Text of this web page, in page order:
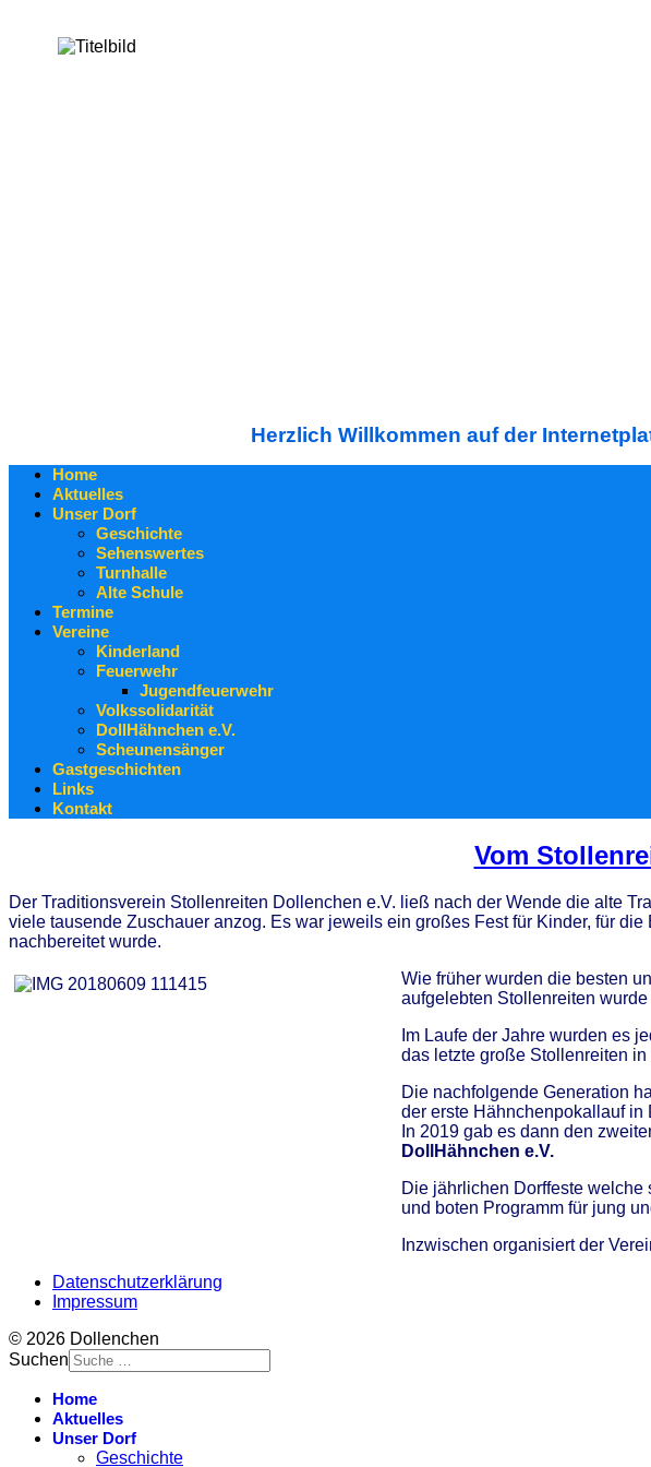
Herzlich Willkommen auf der
Home
Aktuelles
Unser Dorf
Geschichte
Sehenswertes
Turnhalle
Alte Schule
Termine
Vereine
Kinderland
Feuerwehr
Jugendfeuerwehr
Volkssolidarität
DollHähnchen e.V.
Scheunensänger
Gastgeschichten
Links
Kontakt
Vom
Der Traditionsverein Stollenreiten Dollenchen e.V. ließ nach der Wende die alte
viele tausende Zuschauer anzog. Es war jeweils ein großes Fest für Kinder, für
nachbereitet wurde.
Wie früher wurden die besten
aufgelebten Stollenreiten
Im Laufe der Jahre wurden es
das letzte große Stollenreiten
Die nachfolgende Generation
der erste Hähnchenpokallauf in
In 2019 gab es dann den
DollHähnchen e.V.
Die jährlichen Dorffeste welche
und boten Programm für jung
Inzwischen organisiert der
Datenschutzerklärung
Impressum
© 2026 Dollenchen
Suchen
Home
Aktuelles
Unser Dorf
Geschichte